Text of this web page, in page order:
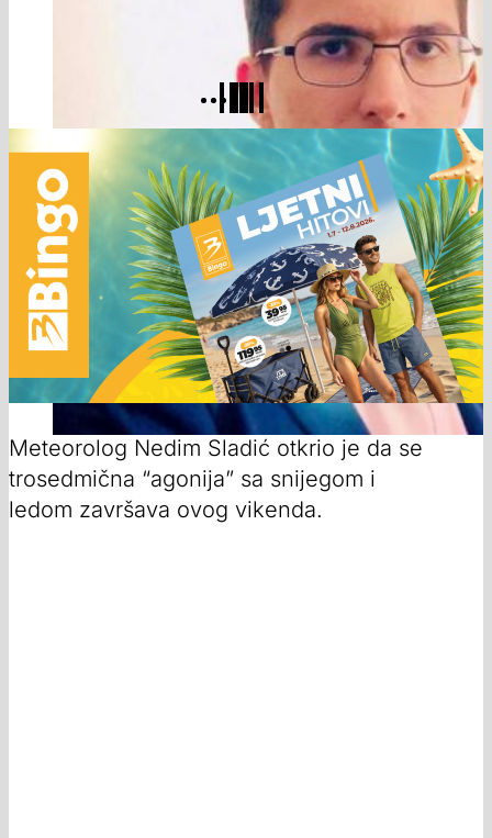
Meteorolog Nedim Sladić otkrio je da se
trosedmična “agonija” sa snijegom i
ledom završava ovog vikenda.